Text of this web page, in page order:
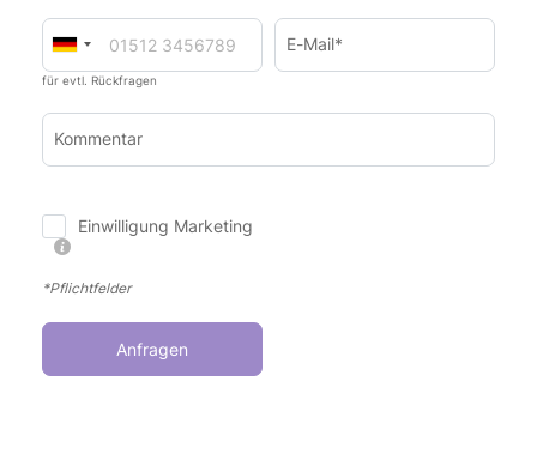
für evtl. Rückfragen
E-Mail*
Kommentar
Einwilligung Marketing
*Pflichtfelder
Anfragen